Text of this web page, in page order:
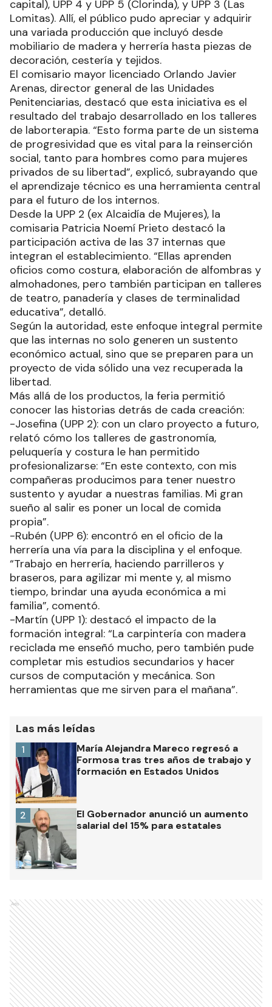
capital), UPP 4 y UPP 5 (Clorinda), y UPP 3 (Las
Lomitas). Allí, el público pudo apreciar y adquirir
una variada producción que incluyó desde
mobiliario de madera y herrería hasta piezas de
decoración, cestería y tejidos.
El comisario mayor licenciado Orlando Javier
Arenas, director general de las Unidades
Penitenciarias, destacó que esta iniciativa es el
resultado del trabajo desarrollado en los talleres
de laborterapia. “Esto forma parte de un sistema
de progresividad que es vital para la reinserción
social, tanto para hombres como para mujeres
privados de su libertad”, explicó, subrayando que
el aprendizaje técnico es una herramienta central
para el futuro de los internos.
Desde la UPP 2 (ex Alcaidía de Mujeres), la
comisaria Patricia Noemí Prieto destacó la
participación activa de las 37 internas que
integran el establecimiento. “Ellas aprenden
oficios como costura, elaboración de alfombras y
almohadones, pero también participan en talleres
de teatro, panadería y clases de terminalidad
educativa”, detalló.
Según la autoridad, este enfoque integral permite
que las internas no solo generen un sustento
económico actual, sino que se preparen para un
proyecto de vida sólido una vez recuperada la
libertad.
Más allá de los productos, la feria permitió
conocer las historias detrás de cada creación:
-Josefina (UPP 2): con un claro proyecto a futuro,
relató cómo los talleres de gastronomía,
peluquería y costura le han permitido
profesionalizarse: “En este contexto, con mis
compañeras producimos para tener nuestro
sustento y ayudar a nuestras familias. Mi gran
sueño al salir es poner un local de comida
propia”.
-Rubén (UPP 6): encontró en el oficio de la
herrería una vía para la disciplina y el enfoque.
“Trabajo en herrería, haciendo parrilleros y
braseros, para agilizar mi mente y, al mismo
tiempo, brindar una ayuda económica a mi
familia”, comentó.
-Martín (UPP 1): destacó el impacto de la
formación integral: “La carpintería con madera
reciclada me enseñó mucho, pero también pude
completar mis estudios secundarios y hacer
cursos de computación y mecánica. Son
herramientas que me sirven para el mañana”.
Las más leídas
María Alejandra Mareco regresó a
Formosa tras tres años de trabajo y
formación en Estados Unidos
1
El Gobernador anunció un aumento
salarial del 15% para estatales
2
Ads